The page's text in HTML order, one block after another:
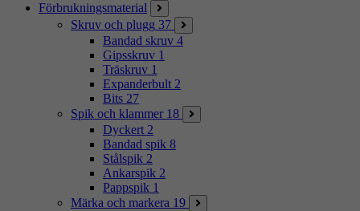
Förbrukningsmaterial
Skruv och plugg 37
Bandad skruv 4
Gipsskruv 1
Träskruv 1
Expanderbult 2
Bits 27
Spik och klammer 18
Dyckert 2
Bandad spik 8
Stålspik 2
Ankarspik 2
Pappspik 1
Märka och markera 19